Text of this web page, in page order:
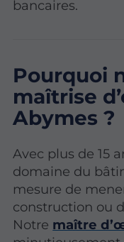
bancaires.
Pourquoi
maîtrise
Abymes ?
Avec plus de 15
domaine du
mesure de
construction ou
Notre maître